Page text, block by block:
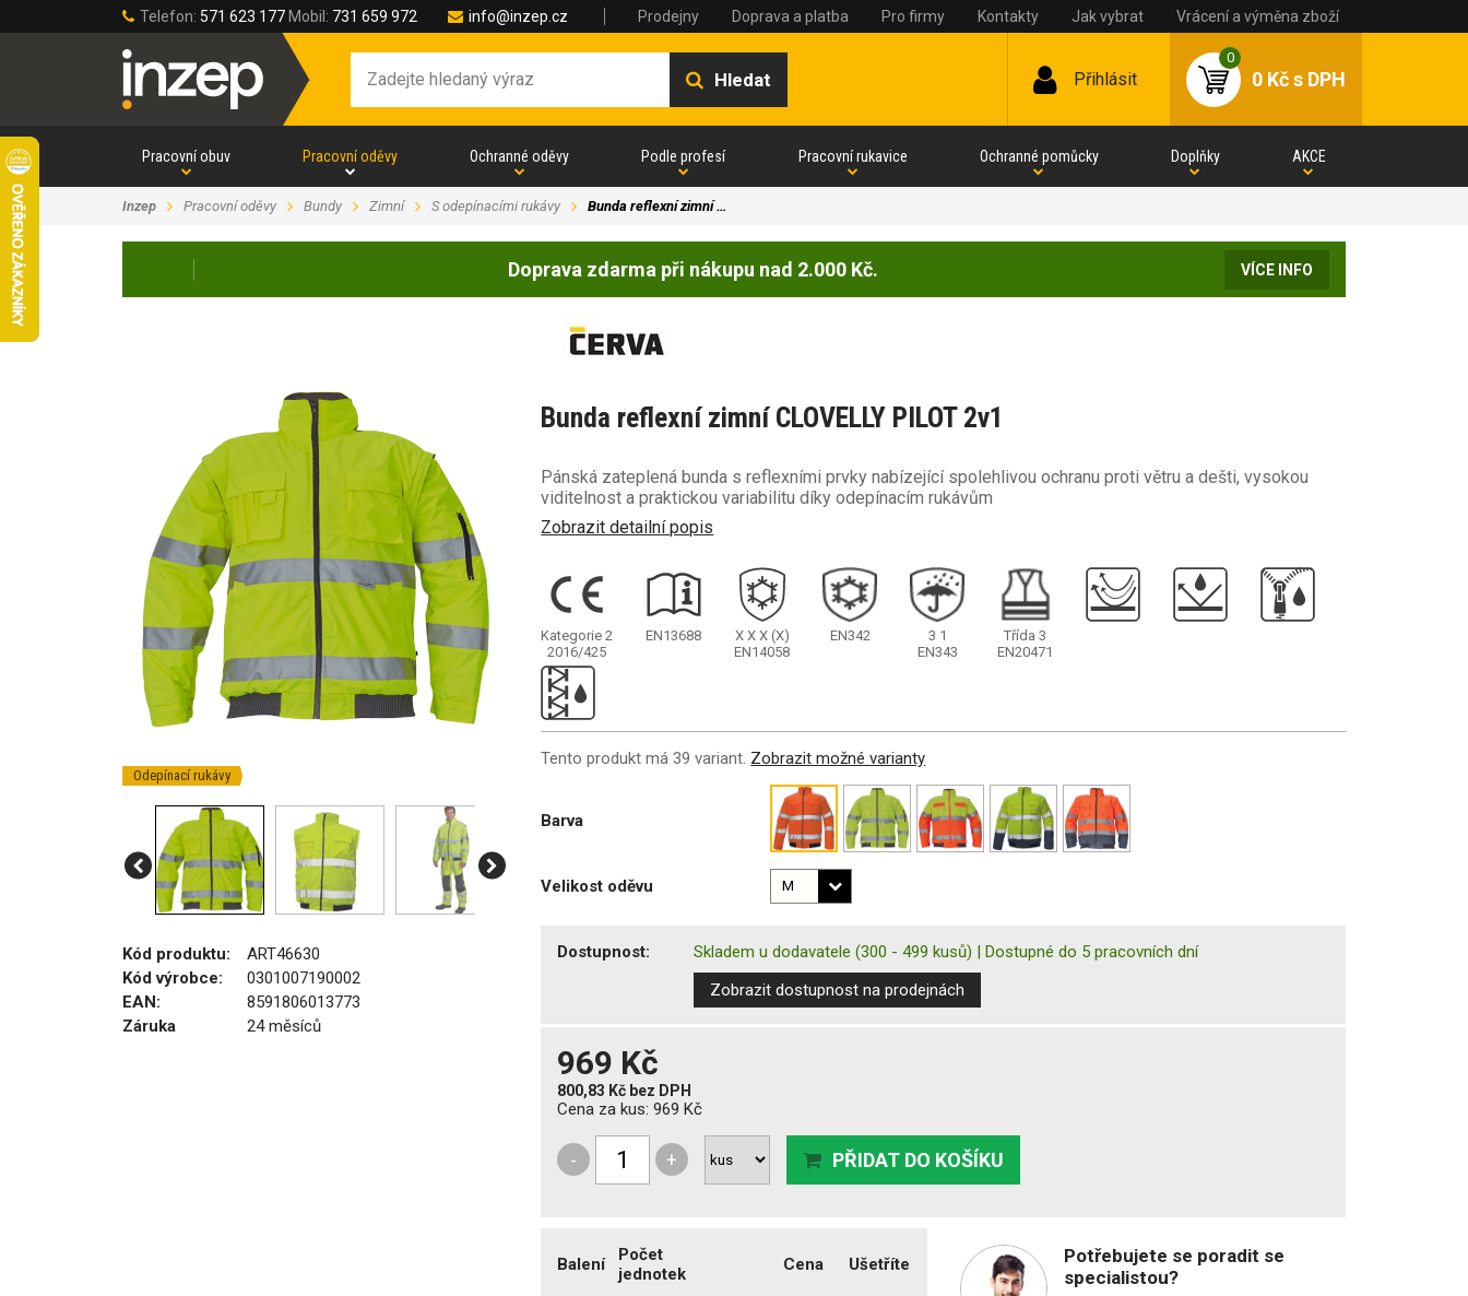
Telefon: 571 623 177 Mobil: 731 659 972 info@inzep.cz Prodejny Doprava a platba Pro firmy Kontakty Jak vybrat Vrácení a výměna zboží
Hledat Přihlásit
0
0 Kčs DPH
Pracovní obuv Pracovní oděvy Ochranné oděvy Podle profesí Pracovní rukavice Ochranné pomůcky Doplňky AKCE
Inzep Pracovní oděvy Bundy Zimní S odepínacími rukávy Bunda reflexní zimní …
Doprava zdarma při nákupu nad 2.000 Kč. VÍCE INFO
Odepínací rukávy
Kód produktu:
ART46630
Kód výrobce:
0301007190002
EAN:
8591806013773
Záruka
24 měsíců
Bunda reflexní zimní CLOVELLY PILOT 2v1
Pánská zateplená bunda s reflexními prvky nabízející spolehlivou ochranu proti větru a dešti, vysokou
viditelnost a praktickou variabilitu díky odepínacím rukávům
Zobrazit detailní popis
Kategorie 2
2016/425
EN13688 X X X (X)
EN14058
EN342 3 1
EN343
Třída 3
EN20471
Tento produkt má 39 variant. Zobrazit možné varianty
Barva
Velikost oděvu
Dostupnost: Skladem u dodavatele (300 - 499 kusů) |Dostupné do 5 pracovních dní
Zobrazit dostupnost na prodejnách
969 Kč
800,83 Kč bez DPH
Cena za kus:969 Kč
- + PŘIDAT DO KOŠÍKU
Balení
Počet
jednotek
Cena Ušetříte
Potřebujete se poradit se
specialistou?